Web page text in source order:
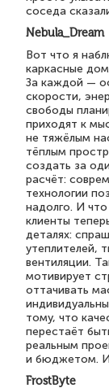
соседа
Nebula_Dream
Вот что я
каркасные
За каждой —
скорости,
свободы
приходят к
не тяжёлым
тёплым
создать за
расчёт:
технологии
надолго. И
клиенты
деталях:
утеплителей,
вентиляции.
мотивирует
оттачивать
тому, что
перестаёт
реальным
и бюджетом. И
FrostByte